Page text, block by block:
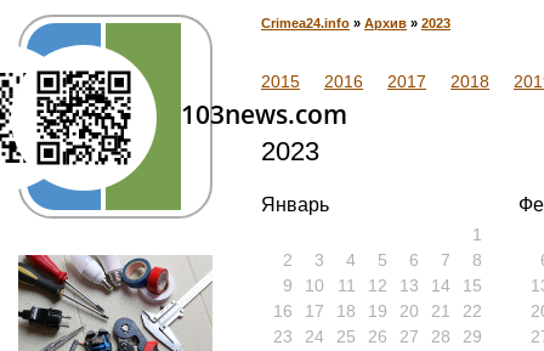
103news.com
Crimea24.info » Архив » 2023
2015 2016 2017 2018
2023
Январь
1
2
3 4 5 6 7
8
9
10 11 12 13 14
15
16
17 18 19 20 21
22
23
24 25 26 27 28
29